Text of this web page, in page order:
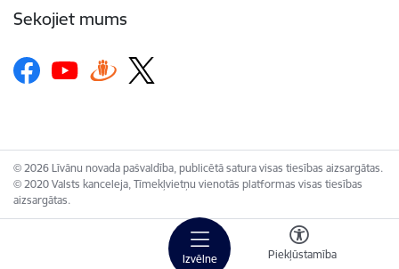
Izvēlne Piekļūstamība
Sekojiet mums
© 2026 Līvānu novada pašvaldība, publicētā satura visas tiesības aizsargātas.
© 2020 Valsts kanceleja, Tīmekļvietņu vienotās platformas visas tiesības
aizsargātas.